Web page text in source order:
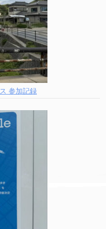
参加記録